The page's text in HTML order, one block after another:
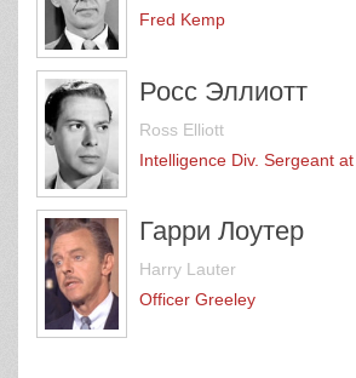
Fred Kemp
Росс Эллиотт
Ross Elliott
Intelligence Div. Sergeant
Гарри Лоутер
Harry Lauter
Officer Greeley